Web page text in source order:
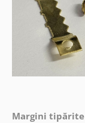
Margini tipărite